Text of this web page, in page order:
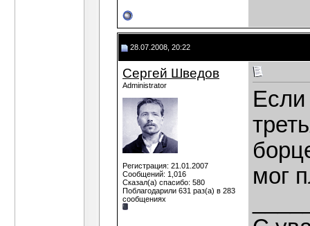
28.07.2008, 20:22
Сергей Шведов
Administrator
Регистрация: 21.01.2007
Сообщений: 1,016
Сказал(а) спасибо: 580
Поблагодарили 631 раз(а) в 283
сообщениях
Если
мог